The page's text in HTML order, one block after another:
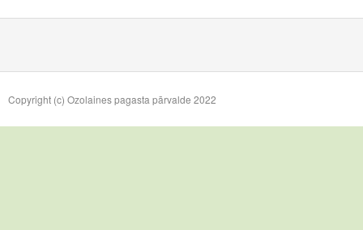
Copyright (c) Ozolaines pagasta pārvalde 2022